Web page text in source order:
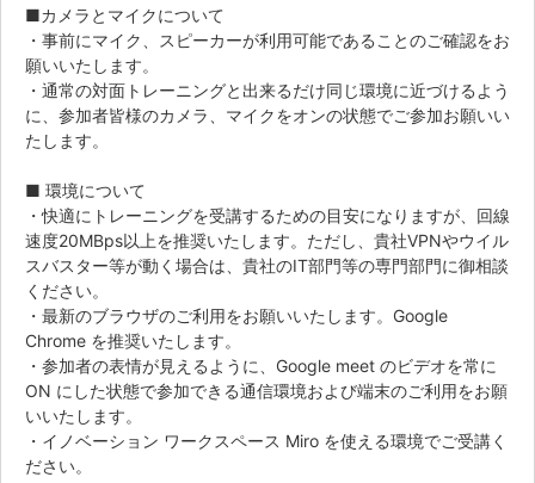
■カメラとマイクについて
・事前にマイク、スピーカーが利用可能であることのご確認をお
願いいたします。
・通常の対面トレーニングと出来るだけ同じ環境に近づけるよう
に、参加者皆様のカメラ、マイクをオンの状態でご参加お願いい
たします。
■ 環境について
・快適にトレーニングを受講するための目安になりますが、回線
速度20MBps以上を推奨いたします。ただし、貴社VPNやウイル
スバスター等が動く場合は、貴社のIT部門等の専門部門に御相談
ください。
・最新のブラウザのご利用をお願いいたします。Google
Chrome を推奨いたします。
・参加者の表情が見えるように、Google meet のビデオを常に
ON にした状態で参加できる通信環境および端末のご利用をお願
いいたします。
・イノベーション ワークスペース Miro を使える環境でご受講く
ださい。